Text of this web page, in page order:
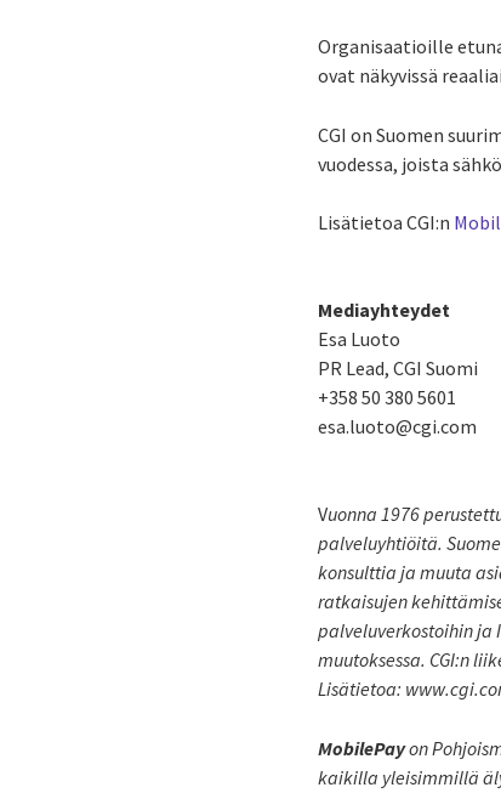
Organisaatioille
ovat näkyvissä
CGI on Suomen
vuodessa, joista
Lisätietoa CGI:n
Mediayhteydet
Esa Luoto
PR Lead, CGI Suomi
+358 50 380 5601
esa.luoto@cgi.com
Vuonna 1976
palveluyhtiöitä.
konsulttia ja muuta
ratkaisujen
palveluverkostoihin ja
muutoksessa. CGI:n
Lisätietoa:
MobilePayon
kaikilla yleisimmillä